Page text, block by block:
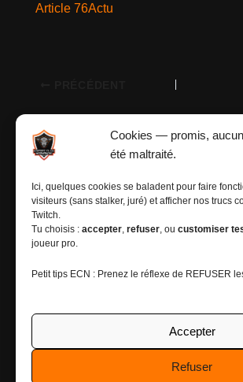
Cookies — promis, aucun
été maltraité.
Ici, quelques cookies se baladent pour faire
visiteurs (sans stalker, juré) et afficher nos trucs
Twitch.
Tu choisis : accepter, refuser, ou customiser
joueur pro.
Petit tips ECN : Prenez le réflexe de REFUSER
Accepter
Refuser
Article 76Actu
Mentions légales